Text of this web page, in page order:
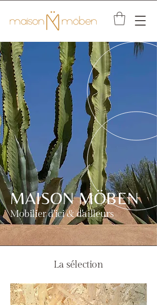
MAISON MÖBEN
Mobilier d'ici & d'ailleurs
La sélection